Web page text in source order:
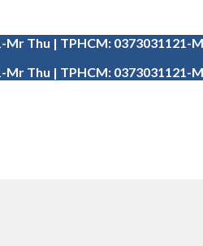
Mr Thu | TPHCM:
Mr Thu | TPHCM: